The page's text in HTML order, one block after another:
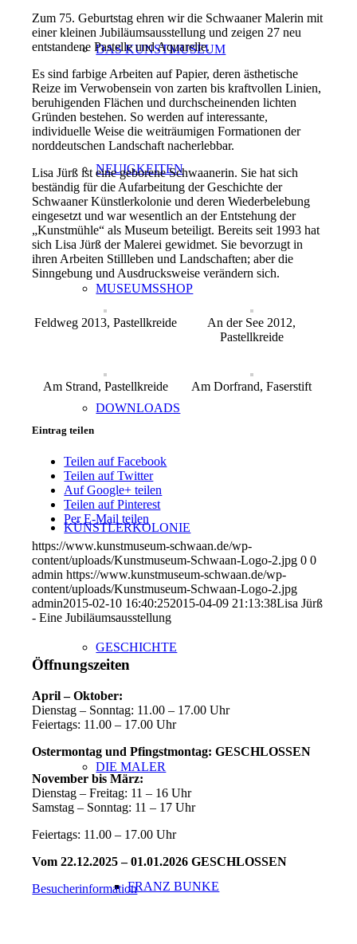
DAS KUNSTMUSEUM
NEUIGKEITEN
MUSEUMSSHOP
DOWNLOADS
KÜNSTLERKOLONIE
GESCHICHTE
DIE MALER
FRANZ BUNKE
Zum 75. Geburtstag ehren wir die Schwaaner Malerin mit
einer kleinen Jubiläumsausstellung und zeigen 27 neu
entstandene Pastelle und Aquarelle.
Es sind farbige Arbeiten auf Papier, deren ästhetische
Reize im Verwobensein von zarten bis kraftvollen Linien,
beruhigenden Flächen und durchscheinenden lichten
Gründen bestehen. So werden auf interessante,
individuelle Weise die weiträumigen Formationen der
norddeutschen Landschaft nacherlebbar.
Lisa Jürß ist eine geborene Schwaanerin. Sie hat sich
beständig für die Aufarbeitung der Geschichte der
Schwaaner Künstlerkolonie und deren Wiederbelebung
eingesetzt und war wesentlich an der Entstehung der
„Kunstmühle“ als Museum beteiligt. Bereits seit 1993 hat
sich Lisa Jürß der Malerei gewidmet. Sie bevorzugt in
ihren Arbeiten Stillleben und Landschaften; aber die
Sinngebung und Ausdrucksweise verändern sich.
Feldweg 2013, Pastellkreide
An der See 2012,
Pastellkreide
Am Strand, Pastellkreide Am Dorfrand, Faserstift
Eintrag teilen
Teilen auf Facebook
Teilen auf Twitter
Auf Google+ teilen
Teilen auf Pinterest
Per E-Mail teilen
https://www.kunstmuseum-schwaan.de/wp-
content/uploads/Kunstmuseum-Schwaan-Logo-2.jpg 0 0
admin https://www.kunstmuseum-schwaan.de/wp-
content/uploads/Kunstmuseum-Schwaan-Logo-2.jpg
admin2015-02-10 16:40:252015-04-09 21:13:38Lisa Jürß
- Eine Jubiläumsausstellung
Öffnungszeiten
April – Oktober:
Dienstag – Sonntag: 11.00 – 17.00 Uhr
Feiertags: 11.00 – 17.00 Uhr
Ostermontag und Pfingstmontag: GESCHLOSSEN
November bis März:
Dienstag – Freitag: 11 – 16 Uhr
Samstag – Sonntag: 11 – 17 Uhr
Feiertags: 11.00 – 17.00 Uhr
Vom 22.12.2025 – 01.01.2026 GESCHLOSSEN
Besucherinformation